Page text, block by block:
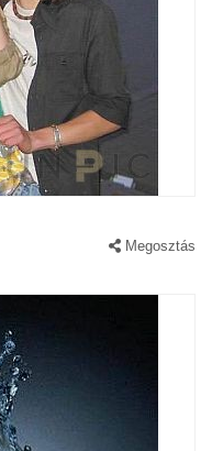
Megosztás